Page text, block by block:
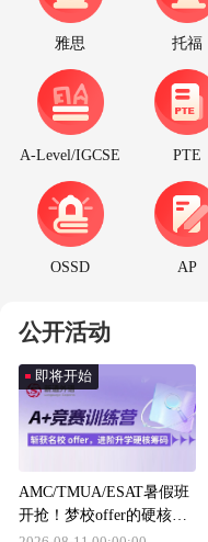
雅思 托福
A-Level/IGCSE PTE
OSSD AP
公开活动
即将开始
AMC/TMUA/ESAT暑假班
开抢！梦校offer的硬核筹
码来了